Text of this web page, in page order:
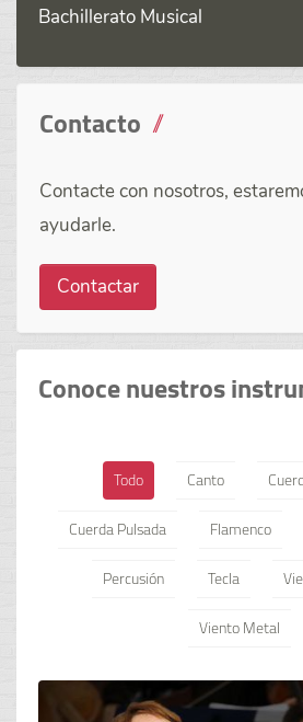
Bachillerato Musical
Contacto
Contacte con nosotros,
ayudarle.
Contactar
Conoce nuestros
Todo Canto
Cuerda Pulsada
Flamenco
Percusión
Tecla
Viento Metal